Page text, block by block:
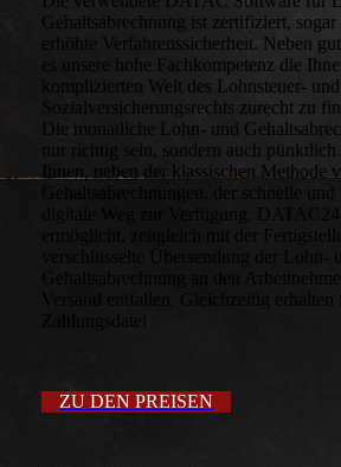
Gehaltsabrechnung ist zertifiziert,
erhöhte Verfahrenssicherheit. Neben
es unsere hohe Fachkompetenz die
komplizierten Welt des Lohnsteuer- und
Sozialversicherungsrechts zurecht zu
Die monatliche Lohn- und
nur richtig sein, sondern auch
Ihnen, neben der klassischen Methode
Gehaltsabrechnungen, der schnelle und
ermöglicht, zeitgleich mit der
Gehaltsabrechnung an den
Versand entfallen. Gleichzeitig erhalten
ZU DEN PREISEN